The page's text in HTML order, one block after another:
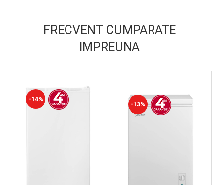
FRECVENT CUMPARATE
IMPREUNA
-14%
-13%